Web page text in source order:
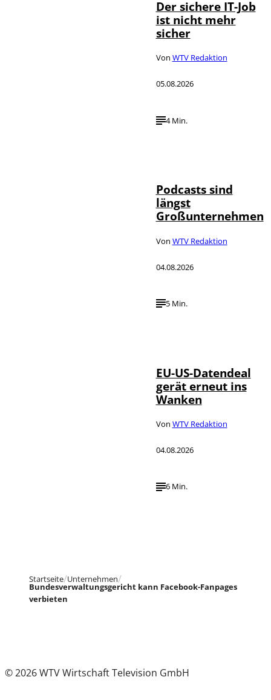
Der sichere IT-Job
ist nicht mehr
sicher
Von WTV Redaktion
05.08.2026
4 Min.
Podcasts sind
längst
Großunternehmen
Von WTV Redaktion
04.08.2026
5 Min.
EU-US-Datendeal
gerät erneut ins
Wanken
Von WTV Redaktion
04.08.2026
6 Min.
Startseite Unternehmen
Bundesverwaltungsgericht kann Facebook-Fanpages
verbieten
© 2026 WTV Wirtschaft Television GmbH